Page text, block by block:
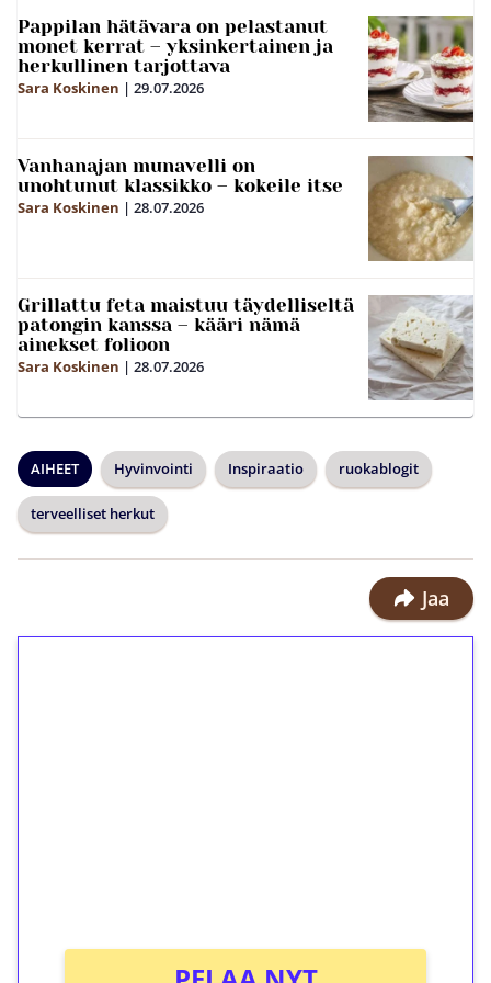
Pappilan hätävara on pelastanut
monet kerrat – yksinkertainen ja
herkullinen tarjottava
Sara Koskinen | 29.07.2026
Vanhanajan munavelli on
unohtunut klassikko – kokeile itse
Sara Koskinen | 28.07.2026
Grillattu feta maistuu täydelliseltä
patongin kanssa – kääri nämä
ainekset folioon
Sara Koskinen | 28.07.2026
AIHEET Hyvinvointi Inspiraatio ruokablogit
terveelliset herkut
Jaa